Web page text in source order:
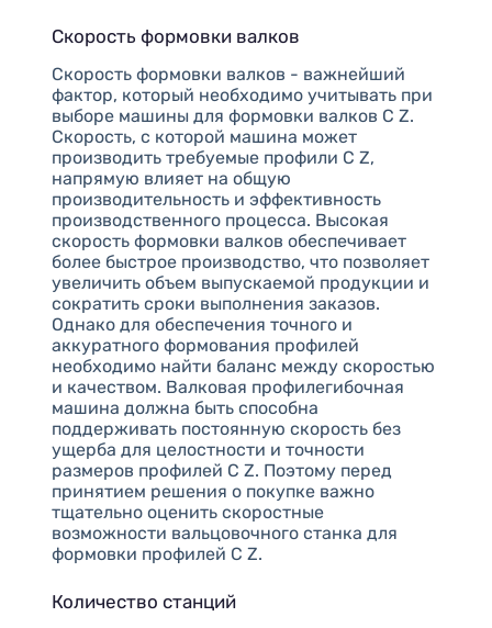
Скорость формовки валков
Скорость формовки валков - важнейший
фактор, который необходимо учитывать при
выборе машины для формовки валков C Z.
Скорость, с которой машина может
производить требуемые профили C Z,
напрямую влияет на общую
производительность и эффективность
производственного процесса. Высокая
скорость формовки валков обеспечивает
более быстрое производство, что позволяет
увеличить объем выпускаемой продукции и
сократить сроки выполнения заказов.
Однако для обеспечения точного и
аккуратного формования профилей
необходимо найти баланс между скоростью
и качеством. Валковая профилегибочная
машина должна быть способна
поддерживать постоянную скорость без
ущерба для целостности и точности
размеров профилей C Z. Поэтому перед
принятием решения о покупке важно
тщательно оценить скоростные
возможности вальцовочного станка для
формовки профилей C Z.
Количество станций